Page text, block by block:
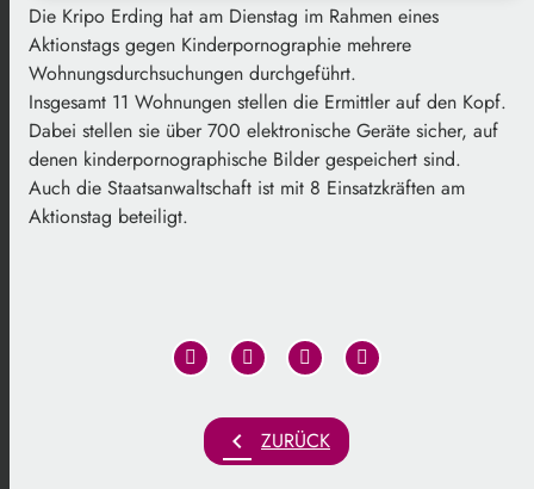
Die Kripo Erding hat am Dienstag im Rahmen eines
Aktionstags gegen Kinderpornographie mehrere
Wohnungsdurchsuchungen durchgeführt.
Insgesamt 11 Wohnungen stellen die Ermittler auf den Kopf.
Dabei stellen sie über 700 elektronische Geräte sicher, auf
denen kinderpornographische Bilder gespeichert sind.
Auch die Staatsanwaltschaft ist mit 8 Einsatzkräften am
Aktionstag beteiligt.
chevron_left ZURÜCK